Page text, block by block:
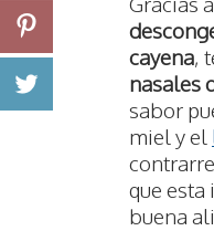
cayena,
nasales
sabor
miel y el
que
buena